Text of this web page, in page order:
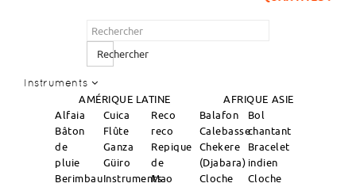
Rechercher
Instruments
AMÉRIQUE LATINE AFRIQUE ASIE
Alfaia
Bâton
de
pluie
Berimbau
Cuica
Flûte
Ganza
Güiro
Instruments
Reco
reco
Repique
de
Mao
Balafon
Calebasse
Chekere
(Djabara)
Cloche
Bol
chantant
Bracelet
indien
Cloche